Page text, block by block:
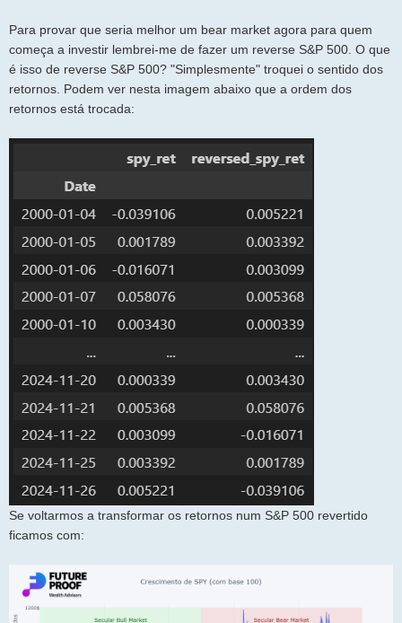
Para provar que seria melhor um bear market agora para quem
começa a investir lembrei-me de fazer um reverse S&P 500. O que
é isso de reverse S&P 500? "Simplesmente" troquei o sentido dos
retornos. Podem ver nesta imagem abaixo que a ordem dos
retornos está trocada:
Se voltarmos a transformar os retornos num S&P 500 revertido
ficamos com: